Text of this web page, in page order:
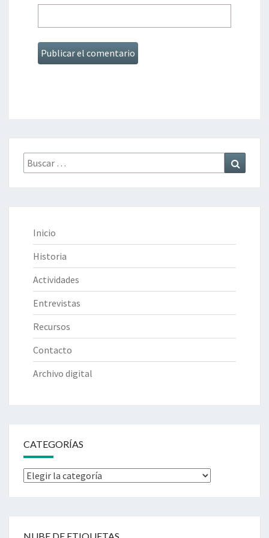
Buscar
por:
Inicio
Historia
Actividades
Entrevistas
Recursos
Contacto
Archivo digital
CATEGORÍAS
Categorías